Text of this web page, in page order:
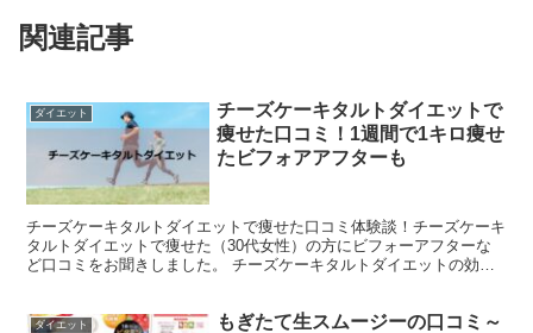
関連記事
ダイエット
チーズケーキタルトダイエットで
痩せた口コミ！1週間で1キロ痩せ
たビフォアアフターも
チーズケーキタルトダイエットで痩せた口コミ体験談！チーズケーキ
タルトダイエットで痩せた（30代女性）の方にビフォーアフターな
ど口コミをお聞きしました。 チーズケーキタルトダイエットの効果
ダイエット
もぎたて生スムージーの口コミ～